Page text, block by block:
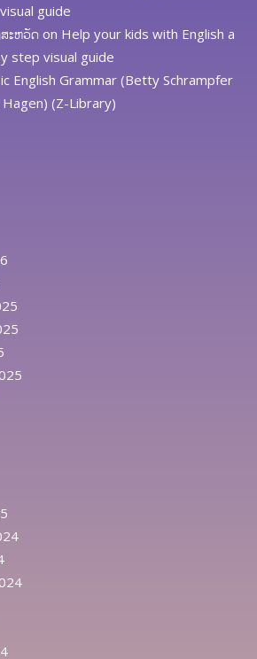
guide
ະຫວັດ on Help your kids with English a
step visual guide
English Grammar (Betty Schrampfer
Hagen) (Z-Library)